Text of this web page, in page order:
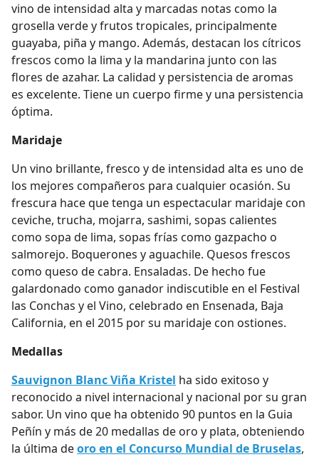
vino de intensidad alta y marcadas notas como la
grosella verde y frutos tropicales, principalmente
guayaba, piña y mango. Además, destacan los cítricos
frescos como la lima y la mandarina junto con las
flores de azahar. La calidad y persistencia de aromas
es excelente. Tiene un cuerpo firme y una persistencia
óptima.
Maridaje
Un vino brillante, fresco y de intensidad alta es uno de
los mejores compañeros para cualquier ocasión. Su
frescura hace que tenga un espectacular maridaje con
ceviche, trucha, mojarra, sashimi, sopas calientes
como sopa de lima, sopas frías como gazpacho o
salmorejo. Boquerones y aguachile. Quesos frescos
como queso de cabra. Ensaladas. De hecho fue
galardonado como ganador indiscutible en el Festival
las Conchas y el Vino, celebrado en Ensenada, Baja
California, en el 2015 por su maridaje con ostiones.
Medallas
Sauvignon Blanc Viña Kristel ha sido exitoso y
reconocido a nivel internacional y nacional por su gran
sabor. Un vino que ha obtenido 90 puntos en la Guia
Peñín y más de 20 medallas de oro y plata, obteniendo
la última deoro en el Concurso Mundial de Bruselas,